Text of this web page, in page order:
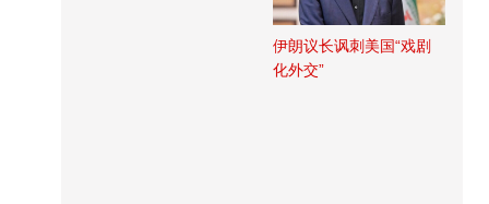
伊朗议长讽刺美国“戏剧
化外交”